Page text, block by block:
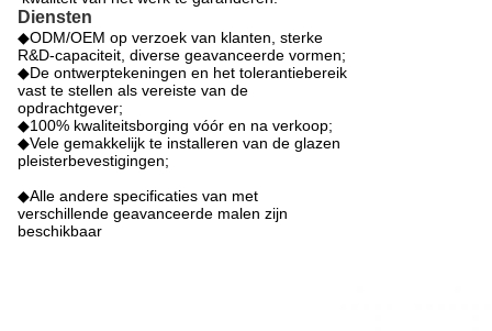
Diensten
◆ODM/OEM op verzoek van klanten, sterke
R&D-capaciteit, diverse geavanceerde vormen;
◆De ontwerptekeningen en het tolerantiebereik
vast te stellen als vereiste van de
opdrachtgever;
◆100% kwaliteitsborging vóór en na verkoop;
◆Vele gemakkelijk te installeren van de glazen
pleisterbevestigingen;
◆Alle andere specificaties van met
verschillende geavanceerde malen zijn
beschikbaar